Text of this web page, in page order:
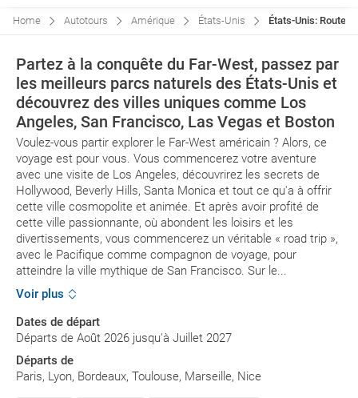
Home Autotours Amérique États-Unis États-Unis: Route
Partez à la conquête du Far-West, passez par
les meilleurs parcs naturels des États-Unis et
découvrez des villes uniques comme Los
Angeles, San Francisco, Las Vegas et Boston
Voulez-vous partir explorer le Far-West américain ? Alors, ce
voyage est pour vous. Vous commencerez votre aventure
avec une visite de Los Angeles, découvrirez les secrets de
Hollywood, Beverly Hills, Santa Monica et tout ce qu'a à offrir
cette ville cosmopolite et animée. Et après avoir profité de
cette ville passionnante, où abondent les loisirs et les
divertissements, vous commencerez un véritable « road trip »,
avec le Pacifique comme compagnon de voyage, pour
atteindre la ville mythique de San Francisco. Sur le...
Voir plus
Dates de départ
Départs de Août 2026 jusqu'à Juillet 2027
Départs de
Paris, Lyon, Bordeaux, Toulouse, Marseille, Nice